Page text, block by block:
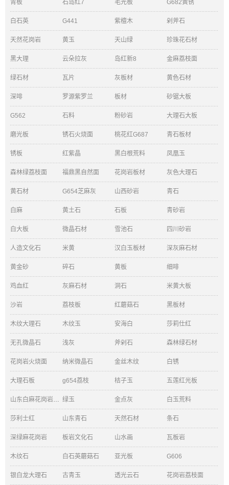
青板 石岛红7 毛光板 G682黄锈
白石英 G441 紫檀木 剁斧石
天然花岗岩 黄玉 天山绿 珍珠花石材
黑大理 云朵拉灰 岛红新8 金麻荔枝面
绿石材 瓦片 灰板材 黄色石材
深啡 罗源紫罗兰 板材 砂锯大板
G562 石料 粉砂岩 大理石大板
磨光板 锈石火烧面 桃花红G687 青石板材
锈板 红紫晶 黑白根荒料 凤凰玉
森林绿荔枝面 福鼎黑自然面 花岗岩板材 灰色大理石
黄石材 G654芝麻灰 山西砂岩 青石
白麻 黄土石 石板 青砂岩
白大板 微晶石材 雪池石 四川砂岩
人造文化石 米黄 汉白玉板材 深灰麻石材
黄金砂 碎石 黄板 细啡
鸡血红 灰麻石材 洞石 米黄大板
沙岩 荔枝板 红蘑菇石 黑板材
木纹大理石 木纹玉 安海白 莎莉仕红
无孔微晶石 浅灰 斧剁石 森林绿石材
花岗岩火烧面 纳米微晶石 金丝木纹 白锈
大理石板 g654荔枝 桔子玉 五莲红光板
山东白麻花岗岩石材 绿玉 金点灰 白玉荒料
莎利士红 山东青石 天然石材 条石
深绿麻花岗岩 板岩文化石 山水画 瓦板岩
木纹石 白石英蘑菇石 亚光板 G606
银白龙大理石 古青玉 透光云石 花岗岩荔枝面